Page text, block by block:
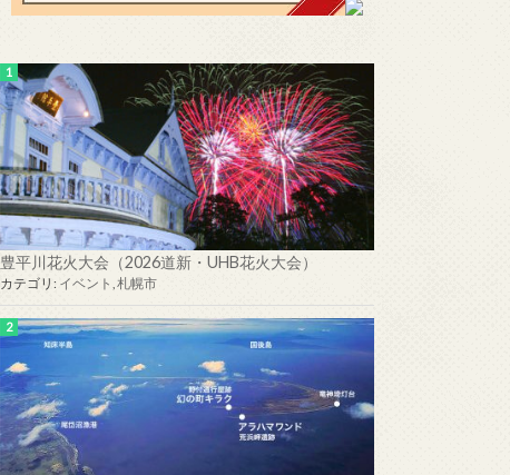
豊平川花火大会（2026道新・UHB花火大会）
カテゴリ: イベント 札幌市